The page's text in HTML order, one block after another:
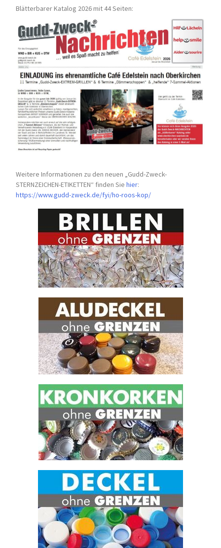
Blätterbarer Katalog 2026 mit 44 Seiten:
Weitere Informationen zu den neuen „Gudd-Zweck-
STERNZEICHEN-ETIKETTEN“ finden Siehier:
https://www.gudd-zweck.de/fyi/ho-roos-kop/